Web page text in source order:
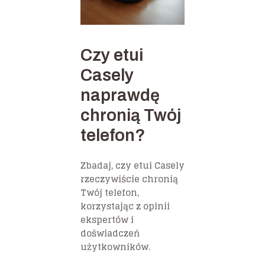
Czy etui
Casely
naprawdę
chronią Twój
telefon?
Zbadaj, czy etui Casely
rzeczywiście chronią
Twój telefon,
korzystając z opinii
ekspertów i
doświadczeń
użytkowników.